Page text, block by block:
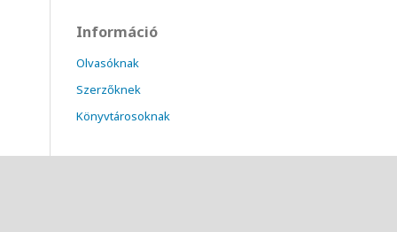
Információ
Olvasóknak
Szerzőknek
Könyvtárosoknak